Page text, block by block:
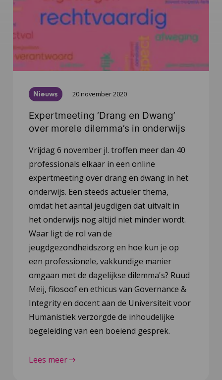
Nieuws 20 november 2020
Expertmeeting ‘Drang en Dwang’
over morele dilemma’s in onderwijs
Vrijdag 6 november jl. troffen meer dan 40
professionals elkaar in een online
expertmeeting over drang en dwang in het
onderwijs. Een steeds actueler thema,
omdat het aantal jeugdigen dat uitvalt in
het onderwijs nog altijd niet minder wordt.
Waar ligt de rol van de
jeugdgezondheidszorg en hoe kun je op
een professionele, vakkundige manier
omgaan met de dagelijkse dilemma's? Ruud
Meij, filosoof en ethicus van Governance &
Integrity en docent aan de Universiteit voor
Humanistiek verzorgde de inhoudelijke
begeleiding van een boeiend gesprek.
Lees meer